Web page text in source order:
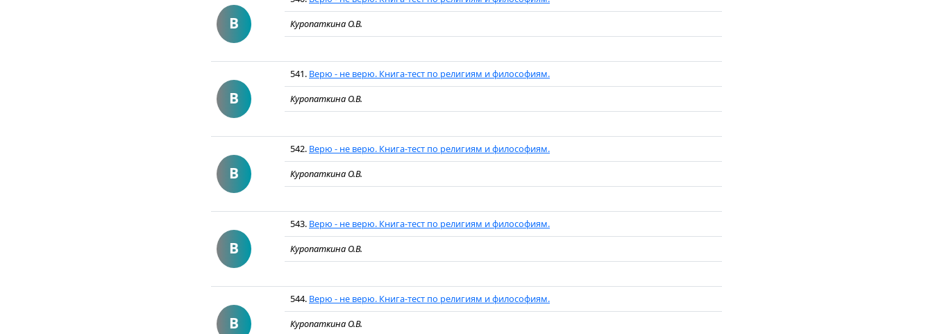
В
Куропаткина О.В.
В
541. Верю - не верю. Книга-тест по религиям и философиям.
Куропаткина О.В.
В
542. Верю - не верю. Книга-тест по религиям и философиям.
Куропаткина О.В.
В
543. Верю - не верю. Книга-тест по религиям и философиям.
Куропаткина О.В.
В
544. Верю - не верю. Книга-тест по религиям и философиям.
Куропаткина О.В.